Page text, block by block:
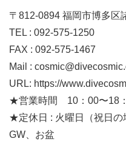
〒812-0894 福岡市博多区
TEL : 092-575-1250
FAX : 092-575-1467
Mail :
URL: https://
★営業時間 10：00〜18：
★定休日 : 火曜日（祝日の
GW、お盆